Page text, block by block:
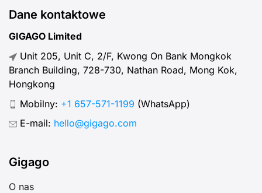
Dane kontaktowe
GIGAGO Limited
Unit 205, Unit C, 2/F, Kwong On Bank Mongkok
Branch Building, 728-730, Nathan Road, Mong Kok,
Hongkong
Mobilny: +1 657-571-1199 (WhatsApp)
E-mail: hello@gigago.com
Gigago
O nas